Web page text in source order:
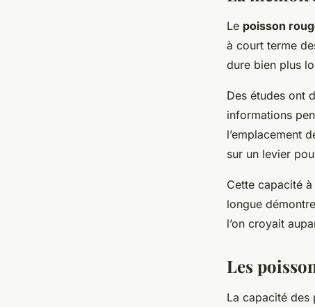
Le poisson
à court terme
dure bien plus
Des études ont
informations
l’emplacement
sur un levier
Cette capacité
longue
l’on croyait
Les
La capacité des